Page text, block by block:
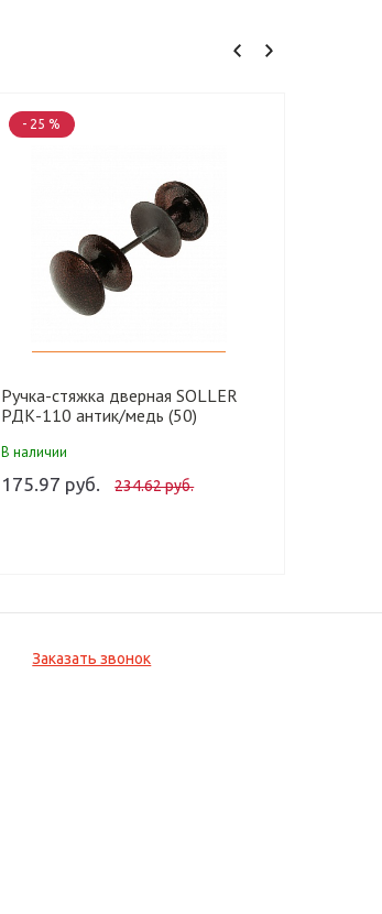
- 25 %
Ручка-стяжка дверная SOLLER
РДК-110 антик/медь (50)
В наличии
175.97 руб. 234.62 руб.
Заказать звонок